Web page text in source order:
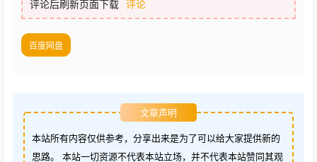
评论后刷新页面下载 评论
百度网盘
文章声明
本站所有内容仅供参考，分享出来是为了可以给大家提供新的
思路。 本站一切资源不代表本站立场，并不代表本站赞同其观